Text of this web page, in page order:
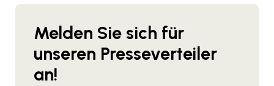
Melden Sie sich für
unseren Presseverteiler
an!